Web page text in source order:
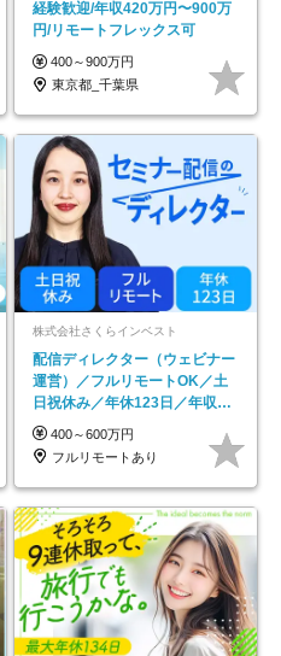
経験歓迎/年収420万円〜900万
円/リモートフレックス可
400～900万円
東京都_千葉県
株式会社さくらインベスト
配信ディレクター（ウェビナー
運営）／フルリモートOK／土
日祝休み／年休123日／年収
600万円可
400～600万円
フルリモートあり